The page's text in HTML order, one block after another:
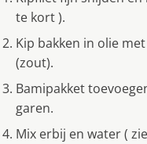
te kort ).
Kip bakken in olie
(zout).
Bamipakket
garen.
Mix erbij en water (